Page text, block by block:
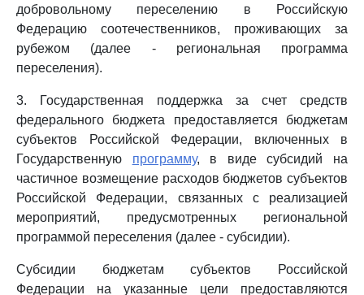
добровольному переселению в Российскую
Федерацию соотечественников, проживающих за
рубежом (далее - региональная программа
переселения).
3. Государственная поддержка за счет средств
федерального бюджета предоставляется бюджетам
субъектов Российской Федерации, включенных в
Государственную программу, в виде субсидий на
частичное возмещение расходов бюджетов субъектов
Российской Федерации, связанных с реализацией
мероприятий, предусмотренных региональной
программой переселения (далее - субсидии).
Субсидии бюджетам субъектов Российской
Федерации на указанные цели предоставляются